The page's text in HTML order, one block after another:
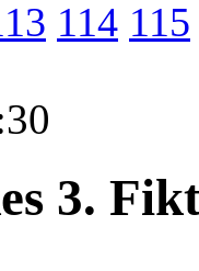
114 115
3.